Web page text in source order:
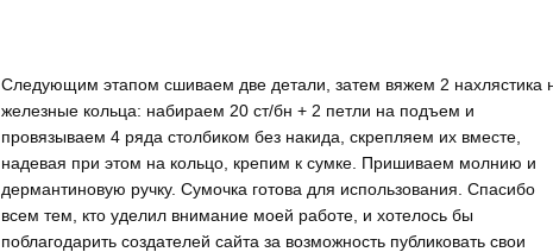
Следующим этапом сшиваем две детали, затем вяжем 2 нахлястика
железные кольца: набираем 20 ст/бн + 2 петли на подъем и
провязываем 4 ряда столбиком без накида, скрепляем их вместе,
надевая при этом на кольцо, крепим к сумке. Пришиваем молнию и
дермантиновую ручку. Сумочка готова для использования. Спасибо
всем тем, кто уделил внимание моей работе, и хотелось бы
поблагодарить создателей сайта за возможность публиковать свои